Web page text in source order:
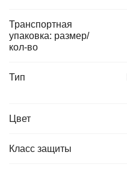
Транспортная
упаковка: размер/
кол-во
Тип
Цвет
Класс защиты